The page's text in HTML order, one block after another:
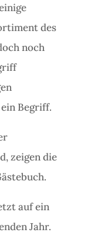
des
noch
Begriff.
zeigen die
auf ein
Jahr.